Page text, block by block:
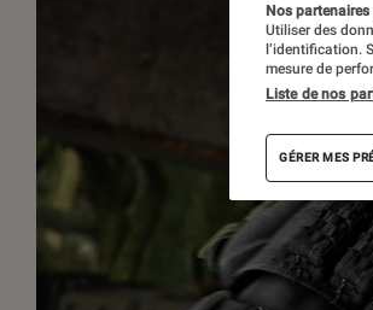
Nos
Utiliser des
l’identification.
mesure de
Liste de nos
GÉRER MES